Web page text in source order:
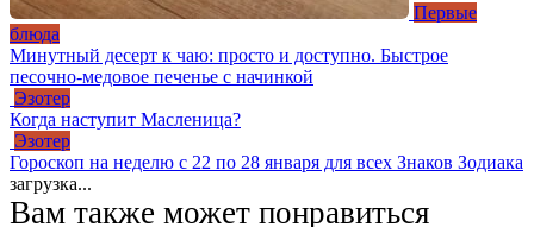
Первые
блюда
Минутный десерт к чаю: просто и доступно. Быстрое
песочно-медовое печенье с начинкой
Эзотер
Когда наступит Масленица?
Эзотер
Гороскоп на неделю c 22 по 28 января для всех Знаков Зодиака
загрузка...
Вам также может понравиться